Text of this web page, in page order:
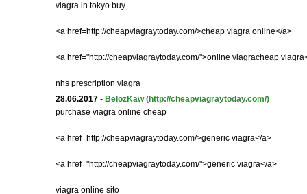
viagra in tokyo buy
<a href=http://cheapviagraytoday.com/>cheap viagra online</a>
<a href="http://cheapviagraytoday.com/">online viagracheap
nhs prescription viagra
28.06.2017 - BelozKaw (http://cheapviagraytoday.com/)
purchase viagra online cheap
<a href=http://cheapviagraytoday.com/>generic viagra</a>
<a href="http://cheapviagraytoday.com/">generic viagra</a>
viagra online sito